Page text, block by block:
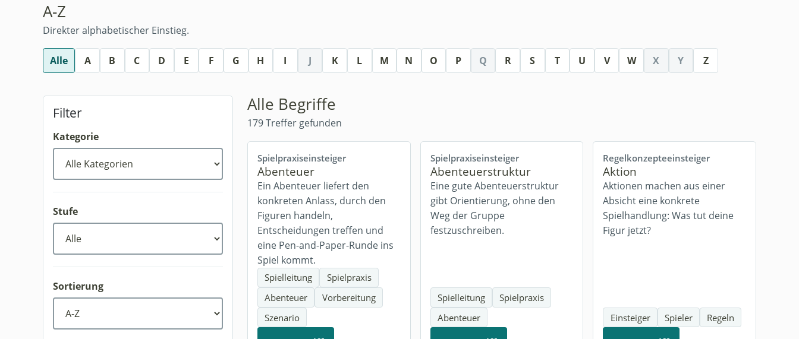
A-Z
Direkter alphabetischer Einstieg.
Alle A B C D E F G H I J K L M N O P Q R S T U V W X Y Z
Filter
Kategorie
Stufe
Sortierung
Alle Begriffe
179 Treffer gefunden
Spielpraxiseinsteiger
Abenteuer
Ein Abenteuer liefert den
konkreten Anlass, durch den
Figuren handeln,
Entscheidungen treffen und
eine Pen-and-Paper-Runde ins
Spiel kommt.
Spielleitung
Spielpraxis
Abenteuer
Vorbereitung
Szenario
Spielpraxiseinsteiger
Abenteuerstruktur
Eine gute Abenteuerstruktur
gibt Orientierung, ohne den
Weg der Gruppe
festzuschreiben.
Spielleitung
Spielpraxis
Abenteuer
Regelkonzepteeinsteiger
Aktion
Aktionen machen aus einer
Absicht eine konkrete
Spielhandlung: Was tut deine
Figur jetzt?
Einsteiger Spieler Regeln